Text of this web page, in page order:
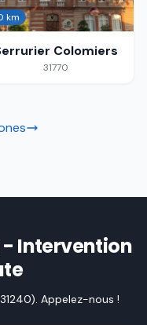
km
Colomiers
31770
Intervention
Appelez-nous !